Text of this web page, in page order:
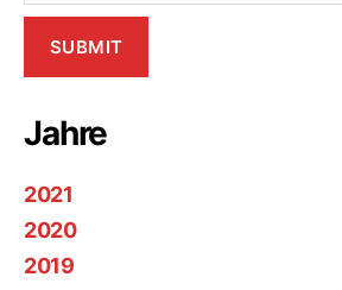
Jahre
2021
2020
2019